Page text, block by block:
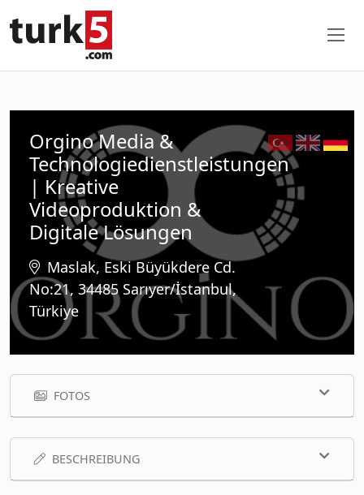
Orgino Media &
Technologiedienstleistungen
| Kreative
Videoproduktion &
Digitale Lösungen
Maslak, Eski Büyükdere Cd.
No:21, 34485 Sarıyer/İstanbul,
Türkiye
FOTOS
BESCHREIBUNG